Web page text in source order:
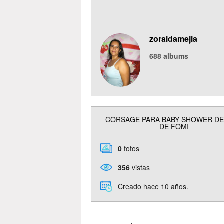
zoraidamejia
688 albums
CORSAGE PARA BABY SHOWER
DE FOMI
0 fotos
356 vistas
Creado hace 10 años.